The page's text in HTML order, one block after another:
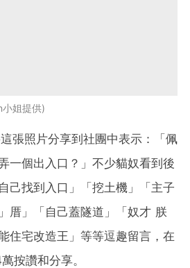
姐提供
張照片分享到社團中表示：「佩
一個出入口？」不少貓奴看到後
己找到入口」「挖土機」「主子
厝」「自己蓋隧道」「奴才 朕
住宅改造王」等等逗趣留言，在
按讚和分享。